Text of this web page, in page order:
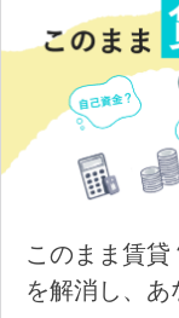
このまま賃
を解消し、